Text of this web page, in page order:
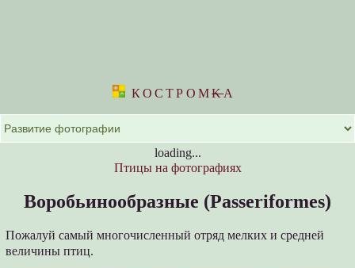
КОСТРОМKА
loading...
Птицы на фотографиях
Воробьинообразные (Passeriformes)
Пожалуй самый многочисленный отряд мелких и средней
величины птиц.